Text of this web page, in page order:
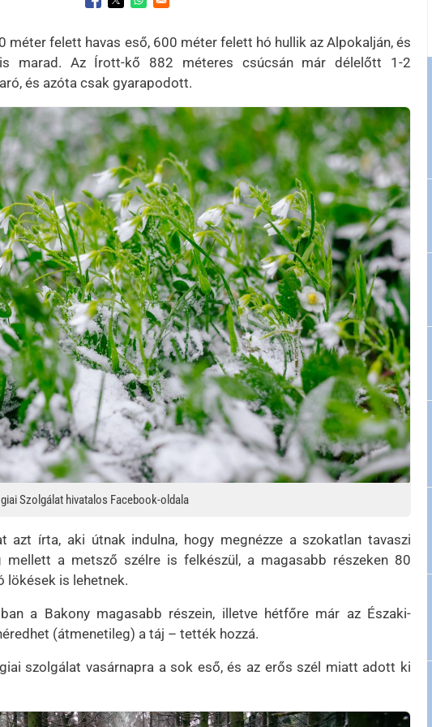
Opens in a new window
Opens in a new window
Opens in a new window
méter felett havas eső, 600 méter felett hó hullik az Alpokalján, és
marad. Az Írott-kő 882 méteres csúcsán már délelőtt 1-2
és azóta csak gyarapodott.
Szolgálat hivatalos Facebook-oldala
azt írta, aki útnak indulna, hogy megnézze a szokatlan tavaszi
mellett a metsző szélre is felkészül, a magasabb részeken 80
lökések is lehetnek.
a Bakony magasabb részein, illetve hétfőre már az Északi-
(átmenetileg) a táj – tették hozzá.
szolgálat vasárnapra a sok eső, és az erős szél miatt adott ki